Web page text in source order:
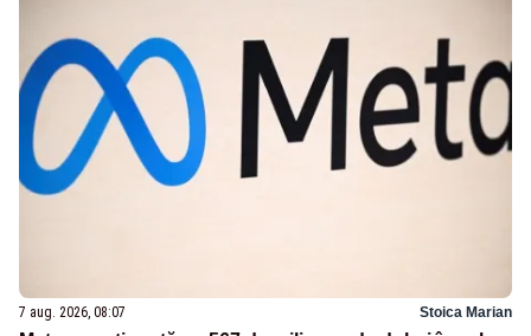
7 aug. 2026, 08:07 Stoica Marian